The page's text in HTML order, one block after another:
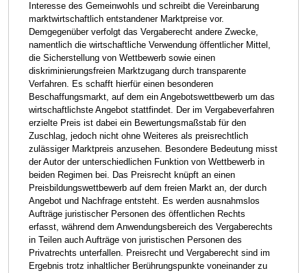
Interesse des Gemeinwohls und schreibt die Vereinbarung
marktwirtschaftlich entstandener Marktpreise vor.
Demgegenüber verfolgt das Vergaberecht andere Zwecke,
namentlich die wirtschaftliche Verwendung öffentlicher Mittel,
die Sicherstellung von Wettbewerb sowie einen
diskriminierungsfreien Marktzugang durch transparente
Verfahren. Es schafft hierfür einen besonderen
Beschaffungsmarkt, auf dem ein Angebotswettbewerb um das
wirtschaftlichste Angebot stattfindet. Der im Vergabeverfahren
erzielte Preis ist dabei ein Bewertungsmaßstab für den
Zuschlag, jedoch nicht ohne Weiteres als preisrechtlich
zulässiger Marktpreis anzusehen. Besondere Bedeutung misst
der Autor der unterschiedlichen Funktion von Wettbewerb in
beiden Regimen bei. Das Preisrecht knüpft an einen
Preisbildungswettbewerb auf dem freien Markt an, der durch
Angebot und Nachfrage entsteht. Es werden ausnahmslos
Aufträge juristischer Personen des öffentlichen Rechts
erfasst, während dem Anwendungsbereich des Vergaberechts
in Teilen auch Aufträge von juristischen Personen des
Privatrechts unterfallen. Preisrecht und Vergaberecht sind im
Ergebnis trotz inhaltlicher Berührungspunkte voneinander zu